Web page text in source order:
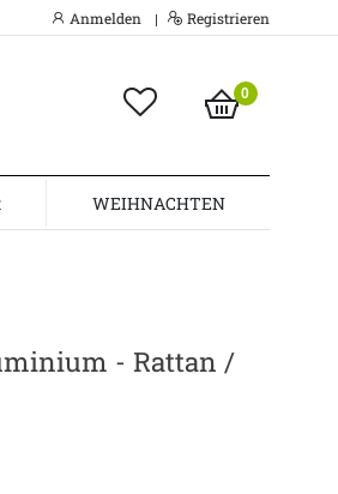
Anmelden | Registrieren
0
WEIHNACHTEN
- Rattan /